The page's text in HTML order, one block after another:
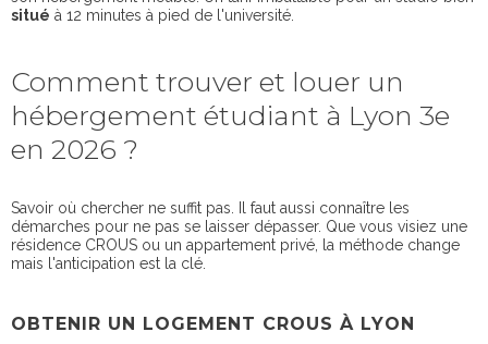
situé à 12 minutes à pied de l'université.
Comment trouver et louer un
hébergement étudiant à Lyon 3e
en 2026 ?
Savoir où chercher ne suffit pas. Il faut aussi connaître les
démarches pour ne pas se laisser dépasser. Que vous visiez une
résidence CROUS ou un appartement privé, la méthode change
mais l'anticipation est la clé.
OBTENIR UN LOGEMENT CROUS À LYON